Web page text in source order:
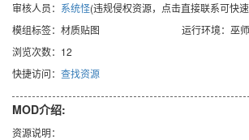
审核人员： 系统怪(违规侵权资源，点击直接联系可快
模组标签：材质贴图
运行环境：巫
浏览次数：12
快捷访问： 查找资源
MOD介绍:
资源说明：